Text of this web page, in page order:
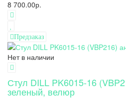
8 700.00р.
Предзаказ
Нет в наличии
Стул DILL PK6015-16
зеленый, велюр